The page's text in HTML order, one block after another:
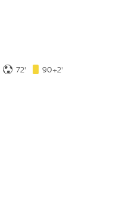
72' 72. minute
90+2'